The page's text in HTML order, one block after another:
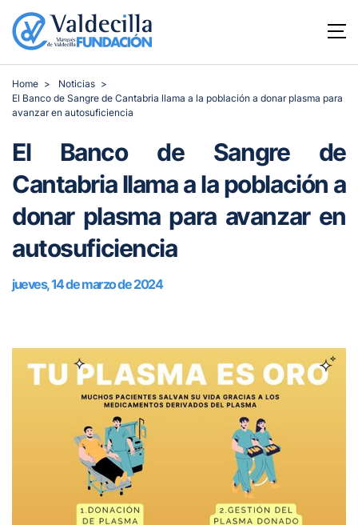
Home
Noticias
El Banco de Sangre de Cantabria llama a la población a donar plasma para
avanzar en autosuficiencia
El Banco de Sangre de
Cantabria llama a la población a
donar plasma para avanzar en
autosuficiencia
jueves, 14 de marzo de 2024